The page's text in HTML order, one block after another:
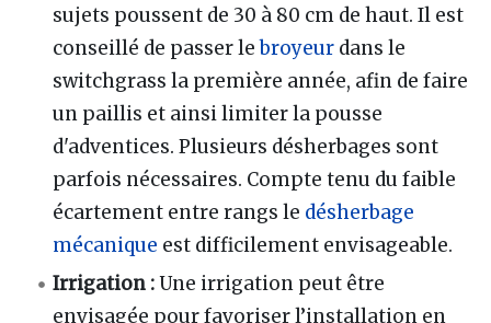
sujets poussent de 30 à 80 cm de haut. Il est
conseillé de passer lebroyeur dans le
switchgrass la première année, afin de faire
un paillis et ainsi limiter la pousse
d'adventices. Plusieurs désherbages sont
parfois nécessaires. Compte tenu du faible
écartement entre rangs le désherbage
mécanique est difficilement envisageable.
Irrigation :Une irrigation peut être
envisagée pour favoriser l’installation en